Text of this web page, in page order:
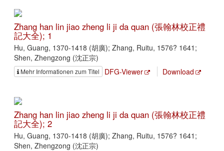
Zhang han lin jiao zheng li ji da quan (張翰林校正禮
記大全); 1
Hu, Guang, 1370-1418 (胡廣); Zhang, Ruitu, 1576? 1641;
Shen, Zhengzong (沈正宗)
Mehr Informationen zum Titel DFG-Viewer Download
Zhang han lin jiao zheng li ji da quan (張翰林校正禮
記大全); 2
Hu, Guang, 1370-1418 (胡廣); Zhang, Ruitu, 1576? 1641;
Shen, Zhengzong (沈正宗)